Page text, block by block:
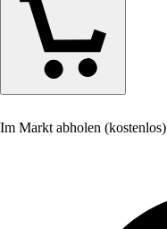
Im Markt abholen (kostenlos)